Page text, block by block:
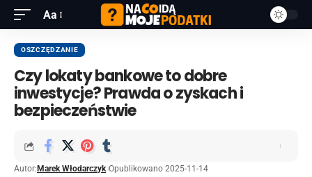
Aa
OSZCZĘDZANIE
Czy lokaty bankowe to dobre
inwestycje? Prawda o zyskach i
bezpieczeństwie
Autor: Marek Włodarczyk Opublikowano 2025-11-14